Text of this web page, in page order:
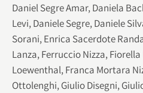
Daniel Segre Amar, Daniela
Levi, Daniele Segre, Daniele
Sorani, Enrica Sacerdote
Lanza, Ferruccio Nizza,
Loewenthal, Franca Mortara
Ottolenghi, Giulio Disegni,